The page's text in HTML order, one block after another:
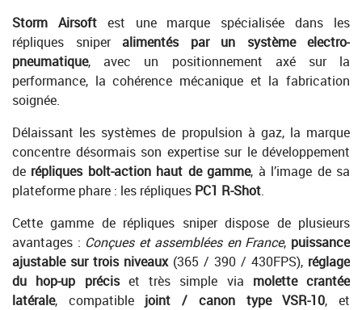
Storm Airsoft est une marque spécialisée dans les
répliques sniper alimentés par un système electro-
pneumatique, avec un positionnement axé sur la
performance, la cohérence mécanique et la fabrication
soignée.
Délaissant les systèmes de propulsion à gaz, la marque
concentre désormais son expertise sur le développement
de répliques bolt-action haut de gamme, à l’image de sa
plateforme phare : les répliques PC1 R-Shot.
Cette gamme de répliques sniper dispose de plusieurs
avantages : Conçues et assemblées en France, puissance
ajustable sur trois niveaux(365 / 390 / 430FPS), réglage
du hop-up préciset très simple via molette crantée
latérale, compatible joint / canon type VSR-10, et